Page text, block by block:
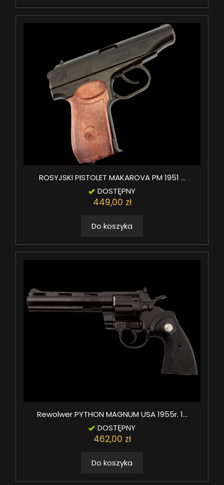
ROSYJSKI PISTOLET MAKAROVA PM 1951 ...
DOSTĘPNY
449,00 zł
Do koszyka
Rewolwer PYTHON MAGNUM USA 1955r. 1...
DOSTĘPNY
462,00 zł
Do koszyka